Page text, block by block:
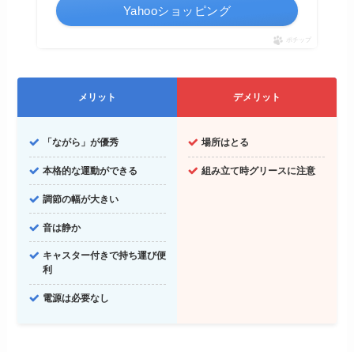
Yahooショッピング
ポチップ
メリット デメリット
「ながら」が優秀
本格的な運動ができる
調節の幅が大きい
音は静か
キャスター付きで持ち運び便
利
電源は必要なし
場所はとる
組み立て時グリースに注意